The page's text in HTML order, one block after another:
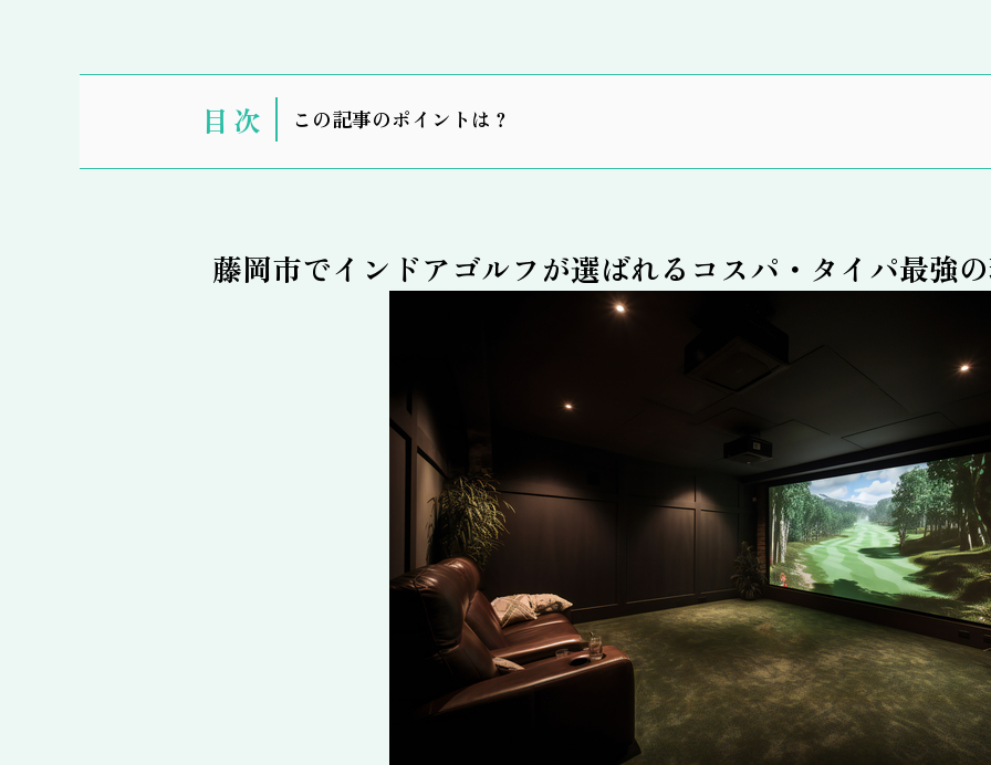
この記事のポイントは？
表
示
藤岡市でインドアゴルフが選ばれるコスパ・タイパ最強